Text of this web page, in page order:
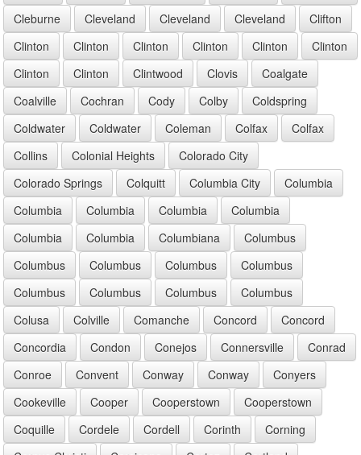
Cleburne
Cleveland Cleveland Cleveland
Clifton
Clinton
Clinton Clinton Clinton Clinton
Clinton
Clinton
Clinton Clintwood Clovis
Coalgate
Coalville
Cochran Cody Colby
Coldspring
Coldwater
Coldwater Coleman Colfax
Colfax
Collins
Colonial Heights
Colorado City
Colorado Springs
Colquitt Columbia City
Columbia
Columbia
Columbia Columbia
Columbia
Columbia
Columbia Columbiana
Columbus
Columbus
Columbus Columbus
Columbus
Columbus
Columbus Columbus
Columbus
Colusa
Colville Comanche Concord
Concord
Concordia
Condon Conejos Connersville
Conrad
Conroe
Convent Conway Conway
Conyers
Cookeville
Cooper Cooperstown
Cooperstown
Coquille
Cordele Cordell Corinth
Corning